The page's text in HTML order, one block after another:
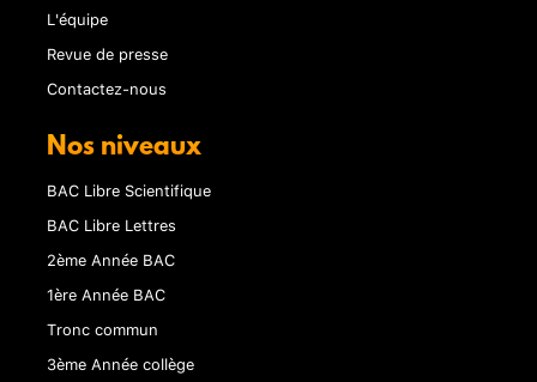
L'équipe
Revue de presse
Contactez-nous
Nos niveaux
BAC Libre Scientifique
BAC Libre Lettres
2ème Année BAC
1ère Année BAC
Tronc commun
3ème Année collège